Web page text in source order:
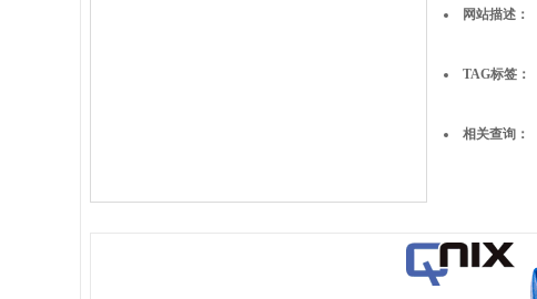
网站描述：
TAG标签：
相关查询：